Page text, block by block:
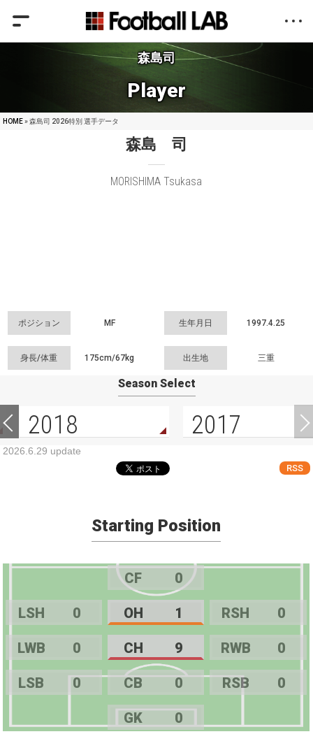
森島司
Player
HOME» 森島司 2026特別 選手データ
森島 司
MORISHIMA Tsukasa
ポジション MF 生年月日 1997.4.25
身長/体重 175cm/67kg 出生地 三重
Season Select
2018 2017
2026.6.29 update
RSS
Starting Position
CF 0
LSH 0 OH 1 RSH 0
LWB 0 CH 9 RWB 0
LSB 0 CB 0 RSB 0
GK 0